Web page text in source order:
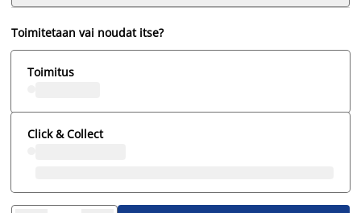
Toimitetaan vai noudat itse?
Toimitus
Click & Collect